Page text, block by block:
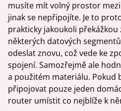
musíte mít volný prostor
jinak se nepřipojíte. Je to
prakticky jakoukoli
některých datových
odeslat znovu, což vede ke
spojení. Samozřejmě ale
a použitém materiálu. Pokud
připojovat pouze jeden
router umístit co nejblíže k